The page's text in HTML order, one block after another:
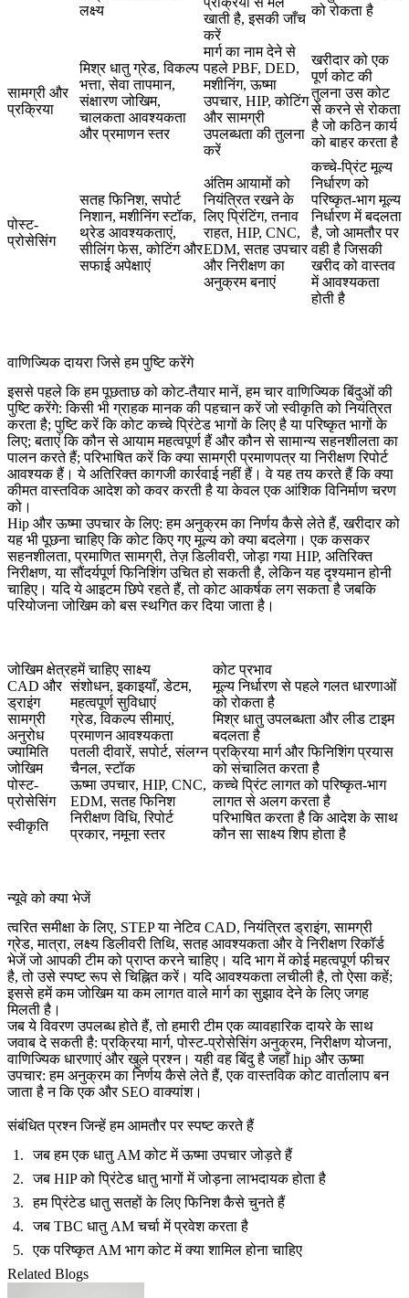
लक्ष्य
खाती है, इसकी जाँच
करें
को रोकता है
सामग्री और
प्रक्रिया
मिश्र धातु ग्रेड, विकल्प
भत्ता, सेवा तापमान,
संक्षारण जोखिम,
चालकता आवश्यकता
और प्रमाणन स्तर
मार्ग का नाम देने से
पहले PBF, DED,
मशीनिंग, ऊष्मा
उपचार, HIP, कोटिंग
और सामग्री
उपलब्धता की तुलना
करें
खरीदार को एक
पूर्ण कोट की
तुलना उस कोट
से करने से रोकता
है जो कठिन कार्य
को बाहर करता है
पोस्ट-
प्रोसेसिंग
सतह फिनिश, सपोर्ट
निशान, मशीनिंग स्टॉक,
थ्रेड आवश्यकताएं,
सीलिंग फेस, कोटिंग और
सफाई अपेक्षाएं
अंतिम आयामों को
नियंत्रित रखने के
लिए प्रिंटिंग, तनाव
राहत, HIP, CNC,
EDM, सतह उपचार
और निरीक्षण का
अनुक्रम बनाएं
कच्चे-प्रिंट मूल्य
निर्धारण को
परिष्कृत-भाग मूल्य
निर्धारण में बदलता
है, जो आमतौर पर
वही है जिसकी
खरीद को वास्तव
में आवश्यकता
होती है
वाणिज्यिक दायरा जिसे हम पुष्टि करेंगे
इससे पहले कि हम पूछताछ को कोट-तैयार मानें, हम चार वाणिज्यिक बिंदुओं की
पुष्टि करेंगे: किसी भी ग्राहक मानक की पहचान करें जो स्वीकृति को नियंत्रित
करता है; पुष्टि करें कि कोट कच्चे प्रिंटेड भागों के लिए है या परिष्कृत भागों के
लिए; बताएं कि कौन से आयाम महत्वपूर्ण हैं और कौन से सामान्य सहनशीलता का
पालन करते हैं; परिभाषित करें कि क्या सामग्री प्रमाणपत्र या निरीक्षण रिपोर्ट
आवश्यक हैं। ये अतिरिक्त कागजी कार्रवाई नहीं हैं। वे यह तय करते हैं कि क्या
कीमत वास्तविक आदेश को कवर करती है या केवल एक आंशिक विनिर्माण चरण
को।
Hip और ऊष्मा उपचार के लिए: हम अनुक्रम का निर्णय कैसे लेते हैं, खरीदार को
यह भी पूछना चाहिए कि कोट किए गए मूल्य को क्या बदलेगा। एक कसकर
सहनशीलता, प्रमाणित सामग्री, तेज़ डिलीवरी, जोड़ा गया HIP, अतिरिक्त
निरीक्षण, या सौंदर्यपूर्ण फिनिशिंग उचित हो सकती है, लेकिन यह दृश्यमान होनी
चाहिए। यदि ये आइटम छिपे रहते हैं, तो कोट आकर्षक लग सकता है जबकि
परियोजना जोखिम को बस स्थगित कर दिया जाता है।
जोखिम क्षेत्रहमें चाहिए साक्ष्य
कोट प्रभाव
CAD और
ड्राइंग
संशोधन, इकाइयाँ, डेटम,
महत्वपूर्ण सुविधाएं
मूल्य निर्धारण से पहले गलत धारणाओं
को रोकता है
सामग्री
अनुरोध
ग्रेड, विकल्प सीमाएं,
प्रमाणन आवश्यकता
मिश्र धातु उपलब्धता और लीड टाइम
बदलता है
ज्यामिति
जोखिम
पतली दीवारें, सपोर्ट, संलग्न
चैनल, स्टॉक
प्रक्रिया मार्ग और फिनिशिंग प्रयास
को संचालित करता है
पोस्ट-
प्रोसेसिंग
ऊष्मा उपचार, HIP, CNC,
EDM, सतह फिनिश
कच्चे प्रिंट लागत को परिष्कृत-भाग
लागत से अलग करता है
स्वीकृति
निरीक्षण विधि, रिपोर्ट
प्रकार, नमूना स्तर
परिभाषित करता है कि आदेश के साथ
कौन सा साक्ष्य शिप होता है
न्यूवे को क्या भेजें
त्वरित समीक्षा के लिए, STEP या नेटिव CAD, नियंत्रित ड्राइंग, सामग्री
ग्रेड, मात्रा, लक्ष्य डिलीवरी तिथि, सतह आवश्यकता और वे निरीक्षण रिकॉर्ड
भेजें जो आपकी टीम को प्राप्त करने चाहिए। यदि भाग में कोई महत्वपूर्ण फीचर
है, तो उसे स्पष्ट रूप से चिह्नित करें। यदि आवश्यकता लचीली है, तो ऐसा कहें;
इससे हमें कम जोखिम या कम लागत वाले मार्ग का सुझाव देने के लिए जगह
मिलती है।
जब ये विवरण उपलब्ध होते हैं, तो हमारी टीम एक व्यावहारिक दायरे के साथ
जवाब दे सकती है: प्रक्रिया मार्ग, पोस्ट-प्रोसेसिंग अनुक्रम, निरीक्षण योजना,
वाणिज्यिक धारणाएं और खुले प्रश्न। यही वह बिंदु है जहाँ hip और ऊष्मा
उपचार: हम अनुक्रम का निर्णय कैसे लेते हैं, एक वास्तविक कोट वार्तालाप बन
जाता है न कि एक और SEO वाक्यांश।
संबंधित प्रश्न जिन्हें हम आमतौर पर स्पष्ट करते हैं
जब हम एक धातु AM कोट में ऊष्मा उपचार जोड़ते हैं
जब HIP को प्रिंटेड धातु भागों में जोड़ना लाभदायक होता है
हम प्रिंटेड धातु सतहों के लिए फिनिश कैसे चुनते हैं
जब TBC धातु AM चर्चा में प्रवेश करता है
एक परिष्कृत AM भाग कोट में क्या शामिल होना चाहिए
Related Blogs